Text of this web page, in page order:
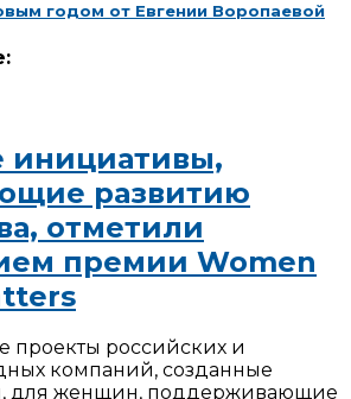
годом от Евгении Воропаевой
развитию
отметили
премии Women
проекты российских и
компаний, созданные
для женщин, поддерживающие